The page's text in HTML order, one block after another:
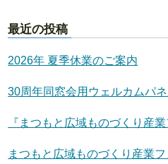
最近の投稿
2026年 夏季休業のご案内
30周年同窓会用ウェルカムパ
『まつもと広域ものづくり産
まつもと広域ものづくり産業フ